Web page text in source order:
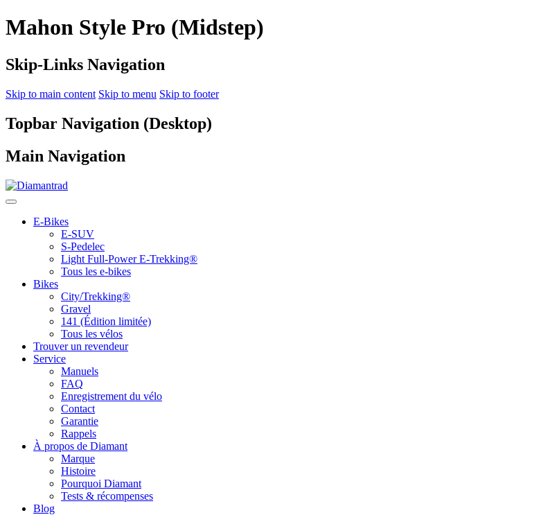
Mahon Style Pro (Midstep)
Skip-Links Navigation
Skip to main content Skip to menu Skip to footer
Topbar Navigation (Desktop)
Main Navigation
E-Bikes
E-SUV
S-Pedelec
Light Full-Power E-Trekking®
Tous les e-bikes
Bikes
City/Trekking®
Gravel
141 (Édition limitée)
Tous les vélos
Trouver un revendeur
Service
Manuels
FAQ
Enregistrement du vélo
Contact
Garantie
Rappels
À propos de Diamant
Marque
Histoire
Pourquoi Diamant
Tests & récompenses
Blog